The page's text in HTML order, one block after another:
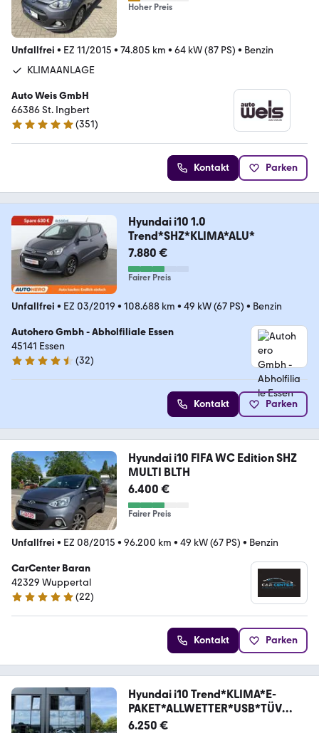
Hoher Preis
Unfallfrei • EZ 11/2015 • 74.805 km • 64 kW (87 PS) • Benzin
KLIMAANLAGE
Auto Weis GmbH
66386 St. Ingbert
4.9 Sterne
(351)
Kontakt Parken
Hyundai i10 1.0
Trend*SHZ*KLIMA*ALU*
7.880 €
Fairer Preis
Unfallfrei • EZ 03/2019 • 108.688 km • 49 kW (67 PS) • Benzin
Autohero Gmbh - Abholfiliale Essen
45141 Essen
4.7 Sterne
(32)
Kontakt Parken
Hyundai i10 FIFA WC Edition SHZ
MULTI BLTH
6.400 €
Fairer Preis
Unfallfrei • EZ 08/2015 • 96.200 km • 49 kW (67 PS) • Benzin
CarCenter Baran
42329 Wuppertal
4.8 Sterne
(22)
Kontakt Parken
Hyundai i10 Trend*KLIMA*E-
PAKET*ALLWETTER*USB*TÜV
NEU*
6.250 €